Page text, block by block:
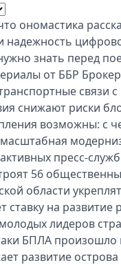
ономастика
надежность
знать перед
от ББР
связи
снижают риски
возможны: с
пресс-служб
56
области
ставку на развитие
лидеров
БПЛА произошло
развитие